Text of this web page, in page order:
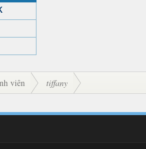
viên tiffany